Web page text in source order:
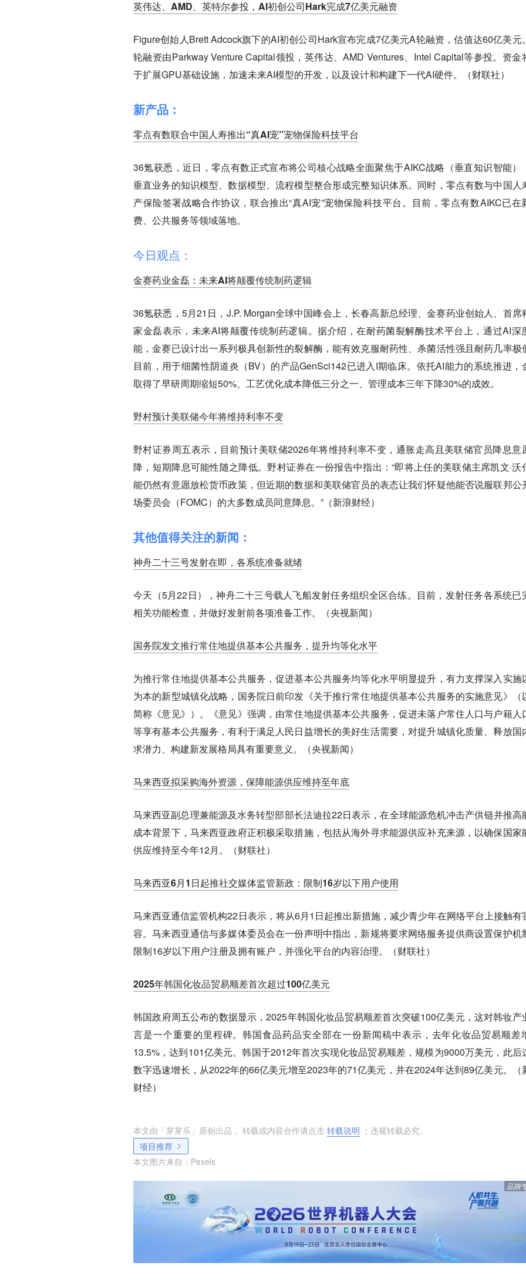
英伟达、AMD、英特尔参投，AI初创公司Hark完成7亿美元融资
Figure创始人Brett Adcock旗下的AI初创公司Hark宣布完成7亿美元A轮融资，估值达60亿美元
轮融资由Parkway Venture Capital领投，英伟达、AMD Ventures、Intel Capital等参投。资金
于扩展GPU基础设施，加速未来AI模型的开发，以及设计和构建下一代AI硬件。（财联社）
新产品：
零点有数联合中国人寿推出“真AI宠”宠物保险科技平台
36氪获悉，近日，零点有数正式宣布将公司核心战略全面聚焦于AIKC战略（垂直知识智能）
垂直业务的知识模型、数据模型、流程模型整合形成完整知识体系。同时，零点有数与中国人
产保险签署战略合作协议，联合推出“真AI宠”宠物保险科技平台。目前，零点有数AIKC已在
费、公共服务等领域落地。
今日观点：
金赛药业金磊：未来AI将颠覆传统制药逻辑
36氪获悉，5月21日，J.P. Morgan全球中国峰会上，长春高新总经理、金赛药业创始人、首席
家金磊表示，未来AI将颠覆传统制药逻辑。据介绍，在耐药菌裂解酶技术平台上，通过AI深
能，金赛已设计出一系列极具创新性的裂解酶，能有效克服耐药性、杀菌活性强且耐药几率极
目前，用于细菌性阴道炎（BV）的产品GenSci142已进入I期临床。依托AI能力的系统推进，
取得了早研周期缩短50%、工艺优化成本降低三分之一、管理成本三年下降30%的成效。
野村预计美联储今年将维持利率不变
野村证券周五表示，目前预计美联储2026年将维持利率不变，通胀走高且美联储官员降息意
降，短期降息可能性随之降低。野村证券在一份报告中指出：“即将上任的美联储主席凯文·沃
能仍然有意愿放松货币政策，但近期的数据和美联储官员的表态让我们怀疑他能否说服联邦公
场委员会（FOMC）的大多数成员同意降息。”（新浪财经）
其他值得关注的新闻：
神舟二十三号发射在即，各系统准备就绪
今天（5月22日），神舟二十三号载人飞船发射任务组织全区合练。目前，发射任务各系统已
相关功能检查，并做好发射前各项准备工作。（央视新闻）
国务院发文推行常住地提供基本公共服务，提升均等化水平
为推行常住地提供基本公共服务，促进基本公共服务均等化水平明显提升，有力支撑深入实施
为本的新型城镇化战略，国务院日前印发《关于推行常住地提供基本公共服务的实施意见》（
简称《意见》）。《意见》强调，由常住地提供基本公共服务，促进未落户常住人口与户籍人
等享有基本公共服务，有利于满足人民日益增长的美好生活需要，对提升城镇化质量、释放国
求潜力、构建新发展格局具有重要意义。（央视新闻）
马来西亚拟采购海外资源，保障能源供应维持至年底
马来西亚副总理兼能源及水务转型部部长法迪拉22日表示，在全球能源危机冲击产供链并推高
成本背景下，马来西亚政府正积极采取措施，包括从海外寻求能源供应补充来源，以确保国家
供应维持至今年12月。（财联社）
马来西亚6月1日起推社交媒体监管新政：限制16岁以下用户使用
马来西亚通信监管机构22日表示，将从6月1日起推出新措施，减少青少年在网络平台上接触有
容。马来西亚通信与多媒体委员会在一份声明中指出，新规将要求网络服务提供商设置保护机
限制16岁以下用户注册及拥有账户，并强化平台的内容治理。（财联社）
2025年韩国化妆品贸易顺差首次超过100亿美元
韩国政府周五公布的数据显示，2025年韩国化妆品贸易顺差首次突破100亿美元，这对韩妆产
言是一个重要的里程碑。韩国食品药品安全部在一份新闻稿中表示，去年化妆品贸易顺差
13.5%，达到101亿美元。韩国于2012年首次实现化妆品贸易顺差，规模为9000万美元，此后
数字迅速增长，从2022年的66亿美元增至2023年的71亿美元，并在2024年达到89亿美元。（
财经）
本文由「芽芽乐 」原创出品， 转载或内容合作请点击 转载说明 ；违规转载必究。
项目推荐
本文图片来自： Pexels
品牌